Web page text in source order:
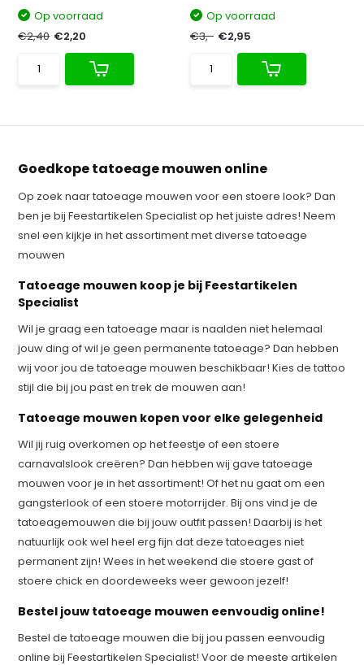
Op voorraad
€2,40 €2,20
Op voorraad
€3,- €2,95
Goedkope tatoeage mouwen online
Op zoek naar tatoeage mouwen voor een stoere look? Dan
ben je bij Feestartikelen Specialist op het juiste adres! Neem
snel een kijkje in het assortiment met diverse tatoeage
mouwen
Tatoeage mouwen koop je bij Feestartikelen
Specialist
Wil je graag een tatoeage maar is naalden niet helemaal
jouw ding of wil je geen permanente tatoeage? Dan hebben
wij voor jou de tatoeage mouwen beschikbaar! Kies de tattoo
stijl die bij jou past en trek de mouwen aan!
Tatoeage mouwen kopen voor elke gelegenheid
Wil jij ruig overkomen op het feestje of een stoere
carnavalslook creëren? Dan hebben wij gave tatoeage
mouwen voor je in het assortiment! Of het nu gaat om een
gangsterlook of een stoere motorrijder. Bij ons vind je de
tatoeagemouwen die bij jouw outfit passen! Daarbij is het
natuurlijk ook wel heel erg fijn dat deze tatoeages niet
permanent zijn! Wees in het weekend die stoere gast of
stoere chick en doordeweeks weer gewoon jezelf!
Bestel jouw tatoeage mouwen eenvoudig online!
Bestel de tatoeage mouwen die bij jou passen eenvoudig
online bij Feestartikelen Specialist! Voor de meeste artikelen